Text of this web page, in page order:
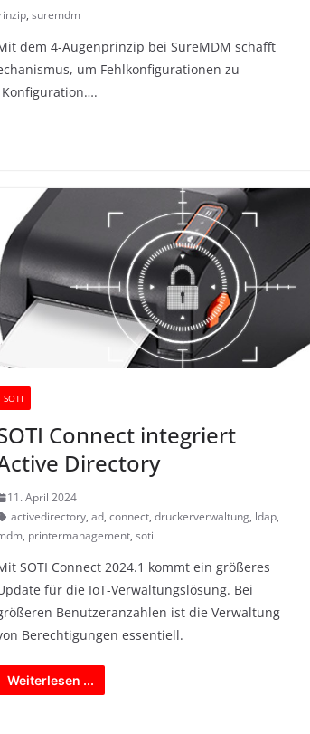
, suremdm
dem 4-Augenprinzip bei SureMDM schafft
um Fehlkonfigurationen zu
SOTI
Connect integriert
Directory
11. April 2024
activedirectory, ad, connect, druckerverwaltung, ldap,
, printermanagement, soti
SOTI Connect 2024.1 kommt ein größeres
für die IoT-Verwaltungslösung. Bei
Benutzeranzahlen ist die Verwaltung
Berechtigungen essentiell.
Weiterlesen ...